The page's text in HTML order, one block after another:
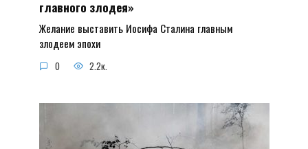
главного злодея»
Желание выставить Иосифа Сталина главным
злодеем эпохи
0 2.2к.